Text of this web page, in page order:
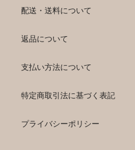
配送・送料について
返品について
支払い方法について
特定商取引法に基づく表記
プライバシーポリシー